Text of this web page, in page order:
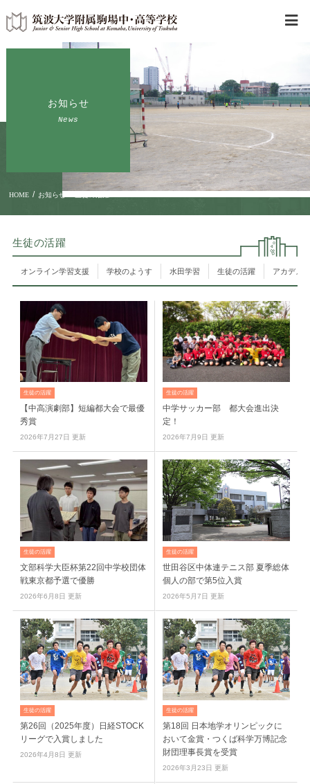
お知らせ
News
HOME / お知らせ
生徒の活躍
オンライン学習支援 学校のようす 水田学習 生徒の活躍 アカデメ
生徒の活躍
【中高演劇部】短編都大会で最優
秀賞
2026年7月27日 更新
生徒の活躍
中学サッカー部 都大会進出決
定！
2026年7月9日 更新
生徒の活躍
文部科学大臣杯第22回中学校団体
戦東京都予選で優勝
2026年6月8日 更新
生徒の活躍
世田谷区中体連テニス部 夏季総体
個人の部で第5位入賞
2026年5月7日 更新
生徒の活躍
第26回（2025年度）日経STOCK
リーグで入賞しました
2026年4月8日 更新
生徒の活躍
第18回 日本地学オリンピックに
おいて金賞・つくば科学万博記念
財団理事長賞を受賞
2026年3月23日 更新